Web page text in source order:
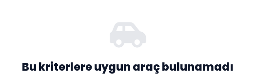
Bu kriterlere uygun araç bulunamadı